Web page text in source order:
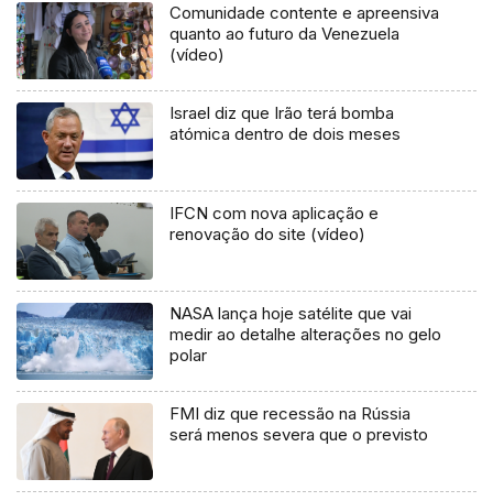
Comunidade contente e apreensiva
quanto ao futuro da Venezuela
(vídeo)
Israel diz que Irão terá bomba
atómica dentro de dois meses
IFCN com nova aplicação e
renovação do site (vídeo)
NASA lança hoje satélite que vai
medir ao detalhe alterações no gelo
polar
FMI diz que recessão na Rússia
será menos severa que o previsto